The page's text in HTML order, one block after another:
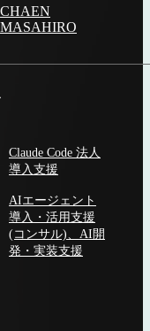
CHAEN
MASAHIRO
Claude Code 法人
導入支援
AIエージェント
導入・活用支援
(コンサル)、AI開
発・実装支援